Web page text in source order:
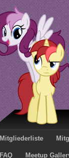
Mitgliederliste
FAQ Meetup